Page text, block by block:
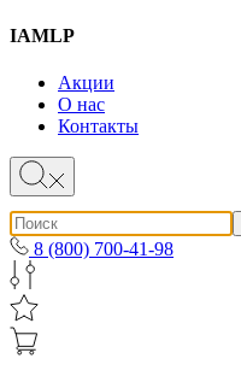
IAMLP
Акции
О нас
Контакты
8 (800) 700-41-98